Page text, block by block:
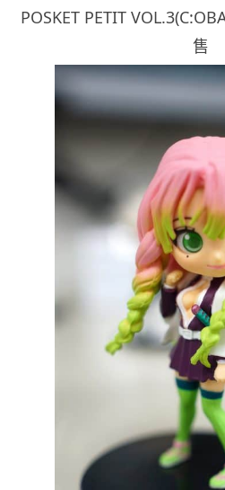
POSKET PETIT
售